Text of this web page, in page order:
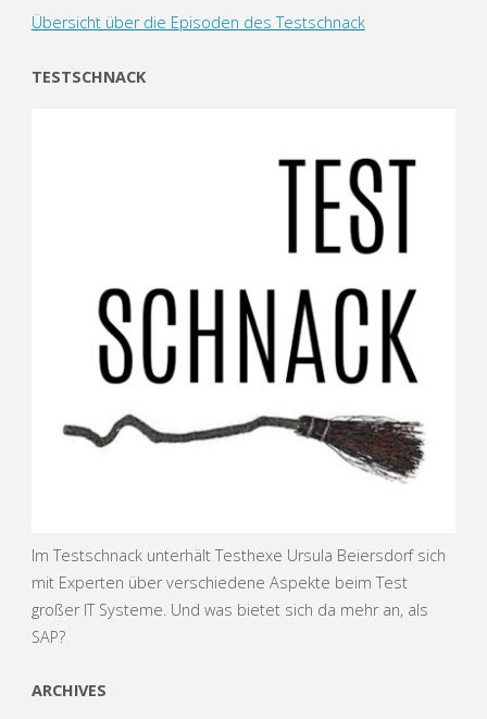
Übersicht über die Episoden des Testschnack
TESTSCHNACK
Im Testschnack unterhält Testhexe Ursula Beiersdorf sich
mit Experten über verschiedene Aspekte beim Test
großer IT Systeme. Und was bietet sich da mehr an, als
SAP?
ARCHIVES